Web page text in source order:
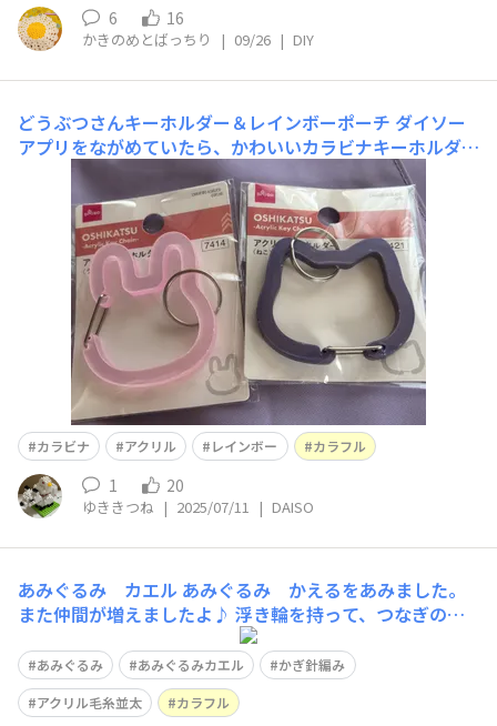
6 16
かきのめとばっちり | 09/26 | DIY
どうぶつさんキーホルダー＆レインボーポーチ ダイソー
アプリをながめていたら、かわいいカラビナキーホルダー
のお知らせを見つけたので、お店に走りました〜！ ライ
ンナップはうさぎさん（ピンク、白）ねこさん（ネイビ
ー、水色）くまさん（茶色、濃い茶色）だったかしらどこ
につけようかな〜 レインボーのポーチも見つけました！
実は、よそのお
カラビナ アクリル レインボー カラフル
1 20
ゆききつね | 2025/07/11 | DAISO
あみぐるみ カエル あみぐるみ かえるをあみました。
また仲間が増えましたよ♪ 浮き輪を持って、つなぎの水
着を着たカエル。泳ぎが苦手だから。 緑の毛糸は、ちが
うめーかーのものですが、つなぎの水着 アクリル毛糸カ
ラフル。口 アクリル毛糸並太 茶色。 あみぐるみ ほ
ぼしろくまと同じ編み方です。し
あみぐるみ あみぐるみカエル
かぎ針編み
アクリル毛糸並太
カラフル